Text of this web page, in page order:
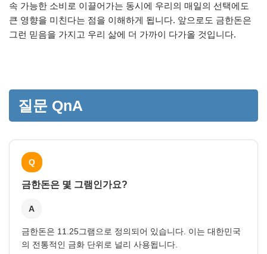
속 가능한 소비로 이끌어가는 동시에 우리의 매일의 선택에도
큰 영향을 미친다는 점을 이해하게 됩니다. 앞으로도 금한돈은
그런 믿음을 가지고 우리 삶에 더 가까이 다가올 것입니다.
질문 QnA
Q
금한돈은 몇 그램인가요?
A
금한돈은 11.25그램으로 정의되어 있습니다. 이는 대한민국
의 전통적인 금화 단위로 널리 사용됩니다.